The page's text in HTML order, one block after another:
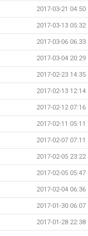
2017-03-21 04:50
2017-03-13 05:32
2017-03-06 06:33
2017-03-04 20:29
2017-02-23 14:35
2017-02-13 12:14
2017-02-12 07:16
2017-02-11 05:11
2017-02-07 07:11
2017-02-05 23:22
2017-02-05 05:47
2017-02-04 06:36
2017-01-30 06:07
2017-01-28 22:38